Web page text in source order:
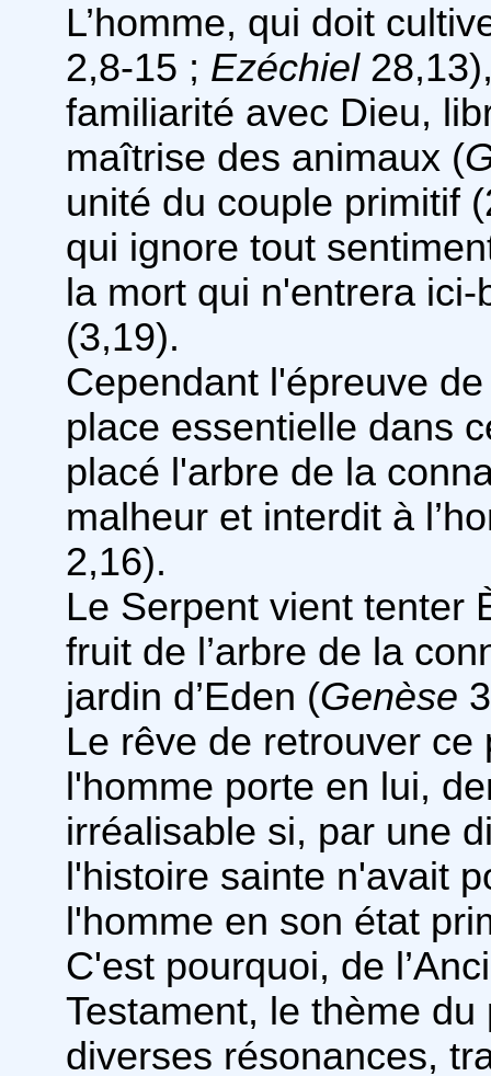
L’homme, qui doit
2,8-15 ; Ezéchiel
familiarité avec Dieu,
maîtrise des animaux (
unité du couple primitif
qui ignore tout
la mort qui n'entrera
(3,19).
Cependant l'épreuve
place essentielle dans
placé l'arbre de la
malheur et interdit à
2,16).
Le Serpent vient tenter
fruit de l’arbre de la
jardin d’Eden (Genèse
Le rêve de retrouver
l'homme porte en lui,
irréalisable si, par une
l'histoire sainte n'avait
l'homme en son état
C'est pourquoi, de
Testament, le thème
diverses résonances,